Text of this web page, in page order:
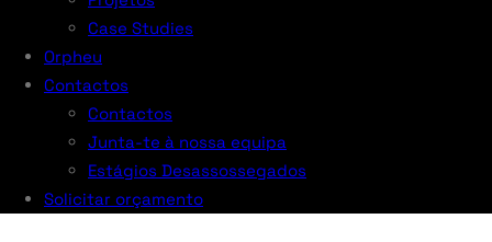
Case Studies
Orpheu
Contactos
Contactos
Junta-te à nossa equipa
Estágios Desassossegados
Solicitar orçamento